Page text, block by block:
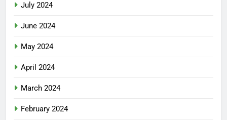
July 2024
June 2024
May 2024
April 2024
March 2024
February 2024